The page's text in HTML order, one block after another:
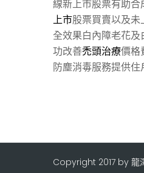
線新上市股票有助合
上市股票買賣以及
全效果白內障老花
功改善禿頭治療價格
防塵消毒服務提供
Copyright 2017 by 龍